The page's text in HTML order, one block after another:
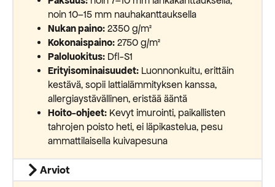
noin 10–15 mm nauhakanttauksella
Nukan paino: 2350 g/m²
Kokonaispaino: 2750 g/m²
Paloluokitus: Dfl-S1
Erityisominaisuudet: Luonnonkuitu, erittäin
kestävä, sopii lattialämmityksen kanssa,
allergiaystävällinen, eristää ääntä
Hoito-ohjeet: Kevyt imurointi, paikallisten
tahrojen poisto heti, ei läpikastelua, pesu
ammattilaisella kuivapesuna
Arviot